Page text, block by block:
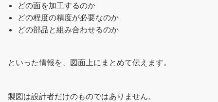
どの面を加工するのか
どの程度の精度が必要なのか
どの部品と組み合わせるのか
といった情報を、図面上にまとめて伝えます。
製図は設計者だけのものではありません。